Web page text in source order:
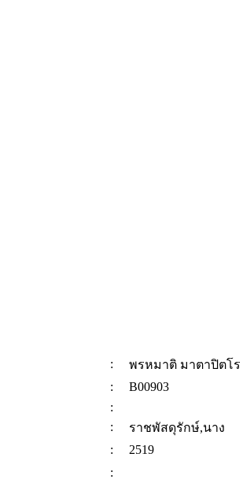
:
พรหมาติ มาตาปิตโร
:
B00903
:
:
ราชพัสดุรักษ์,นาง
:
2519
: